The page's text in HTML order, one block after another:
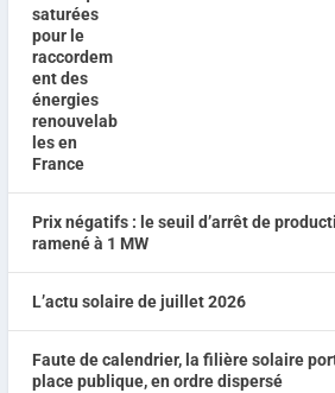
Prix négatifs : le seuil d’arrêt de
ramené à 1 MW
L’actu solaire de juillet 2026
Faute de calendrier, la filière solaire
place publique, en ordre dispersé